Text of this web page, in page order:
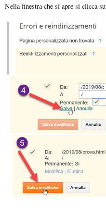
Nella finestra che si apre si clicca su